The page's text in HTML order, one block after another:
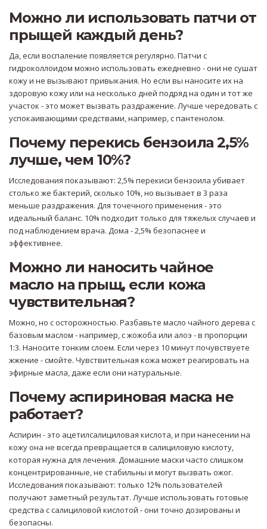
Можно ли использовать патчи от
прыщей каждый день?
Да, если воспаление появляется регулярно. Патчи с
гидроколлоидом можно использовать ежедневно - они не сушат
кожу и не вызывают привыкания. Но если вы наносите их на
здоровую кожу или на несколько дней подряд на один и тот же
участок - это может вызвать раздражение. Лучше чередовать с
успокаивающими средствами, например, с пантенолом.
Почему перекись бензоила 2,5%
лучше, чем 10%?
Исследования показывают: 2,5% перекиси бензоила убивает
столько же бактерий, сколько 10%, но вызывает в 3 раза
меньше раздражения. Для точечного применения - это
идеальный баланс. 10% подходит только для тяжелых случаев и
под наблюдением врача. Дома - 2,5% безопаснее и
эффективнее.
Можно ли наносить чайное
масло на прыщ, если кожа
чувствительная?
Можно, но с осторожностью. Разбавьте масло чайного дерева с
базовым маслом - например, с жожоба или алоэ - в пропорции
1:3. Наносите тонким слоем. Если через 10 минут почувствуете
жжение - смойте. Чувствительная кожа может реагировать на
эфирные масла, даже если они натуральные.
Почему аспириновая маска не
работает?
Аспирин - это ацетилсалициловая кислота, и при нанесении на
кожу она не всегда превращается в салициловую кислоту,
которая нужна для лечения. Домашние маски часто слишком
концентрированные, не стабильны и могут вызвать ожог.
Исследования показывают: только 12% пользователей
получают заметный результат. Лучше использовать готовые
средства с салициловой кислотой - они точно дозированы и
безопасны.